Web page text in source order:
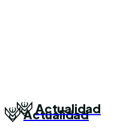
Actualidad
Actualidad